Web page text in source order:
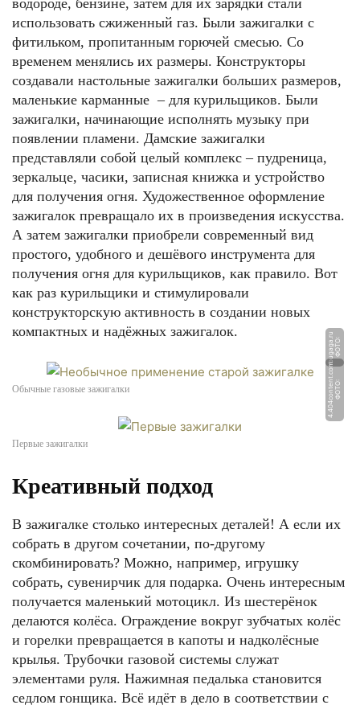
водороде, бензине, затем для их зарядки стали
использовать сжиженный газ. Были зажигалки с
фитильком, пропитанным горючей смесью. Со
временем менялись их размеры. Конструкторы
создавали настольные зажигалки больших размеров,
маленькие карманные – для курильщиков. Были
зажигалки, начинающие исполнять музыку при
появлении пламени. Дамские зажигалки
представляли собой целый комплекс – пудреница,
зеркальце, часики, записная книжка и устройство
для получения огня. Художественное оформление
зажигалок превращало их в произведения искусства.
А затем зажигалки приобрели современный вид
простого, удобного и дешёвого инструмента для
получения огня для курильщиков, как правило. Вот
как раз курильщики и стимулировали
конструкторскую активность в создании новых
компактных и надёжных зажигалок.
Ф
О
Т
О:
b
u
g
a
g
a.
r
u
Обычные газовые зажигалки Ф
О
Т
О:
4.
4
0
4
c
o
n
t
e
n
t.
c
o
m
Первые зажигалки
Креативный подход
В зажигалке столько интересных деталей! А если их
собрать в другом сочетании, по-другому
скомбинировать? Можно, например, игрушку
собрать, сувенирчик для подарка. Очень интересным
получается маленький мотоцикл. Из шестерёнок
делаются колёса. Ограждение вокруг зубчатых колёс
и горелки превращается в капоты и надколёсные
крылья. Трубочки газовой системы служат
элементами руля. Нажимная педалька становится
седлом гонщика. Всё идёт в дело в соответствии с